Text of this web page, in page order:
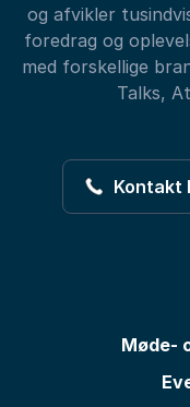
og afvikler
foredrag og
med forskellige
Talks,
Kontakt
Møde-